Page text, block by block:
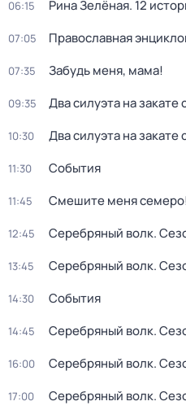
06:15 Рина Зелёная. 12
07:05 Православная
07:35 Забудь меня, мама!
09:35 Два силуэта на закате
10:30 Два силуэта на закате
11:30 События
11:45 Смешите меня
12:45 Серебряный волк.
13:45 Серебряный волк.
14:30 События
14:45 Серебряный волк.
16:00 Серебряный волк.
17:00 Серебряный волк.